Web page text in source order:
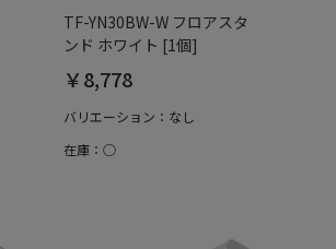
TF-YN30BW-W フロアスタ
ンド ホワイト [1個]
￥8,778
バリエーション：なし
在庫：○